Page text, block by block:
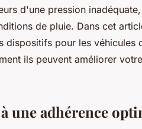
d'une pression
de pluie. Dans cet
dispositifs pour les véhicules
ils peuvent améliorer
une adhérence